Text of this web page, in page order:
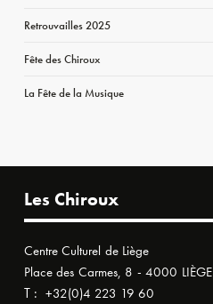
Retrouvailles 2025
Fête des Chiroux
La Fête de la Musique
Les Chiroux
Centre Culturel de Liège
Place des Carmes, 8 - 4000 LIÈGE
T : +32(0)4 223 19 60